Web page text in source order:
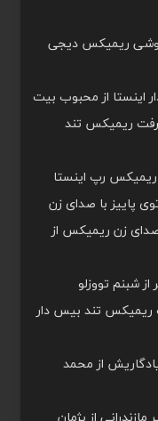
ریمیکس دیجی
اینستا از محبوب بیت
رفت ریمیکس تند
ریمیکس رپ اینستا
پاییز با صدای زن
صدای زن ریمیکس از
از شبنم تووزلو
ریمیکس تند بیس دار
از محمد
از پژمان